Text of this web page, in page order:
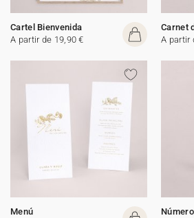
Cartel Bienvenida
A partir de 19,90 €
Carnet
A partir
Menú